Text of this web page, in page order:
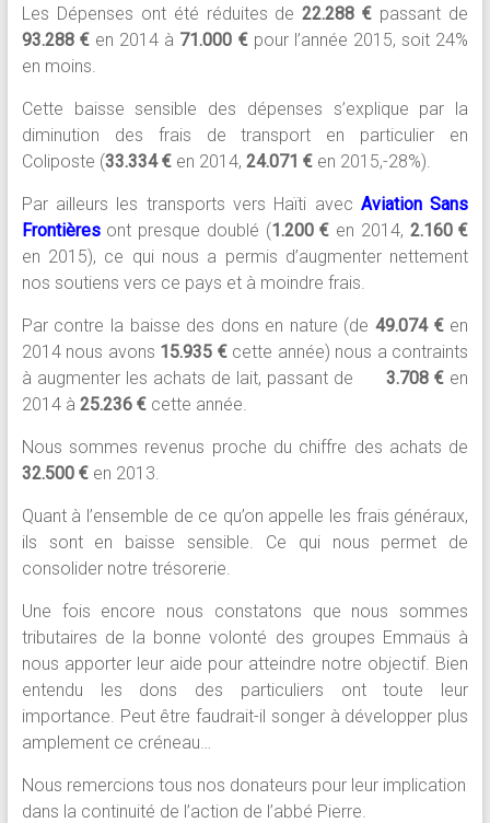
Les Dépenses ont été réduites de22.288 € passant de
93.288 €en 2014 à 71.000 €pour l’année 2015, soit 24%
en moins.
Cette baisse sensible des dépenses s’explique par la
diminution des frais de transport en particulier en
Coliposte (33.334 €en 2014, 24.071 €en 2015,-28%).
Par ailleurs les transports vers Haïti avec Aviation Sans
Frontières ont presque doublé (1.200 € en 2014, 2.160 €
en 2015), ce qui nous a permis d’augmenter nettement
nos soutiens vers ce pays et à moindre frais.
Par contre la baisse des dons en nature (de49.074 €en
2014 nous avons 15.935 €cette année) nous a contraints
à augmenter les achats de lait, passant de3.708 € en
2014 à 25.236 €cette année.
Nous sommes revenus proche du chiffre des achats de
32.500 €en 2013.
Quant à l’ensemble de ce qu’on appelle les frais généraux,
ils sont en baisse sensible. Ce qui nous permet de
consolider notre trésorerie.
Une fois encore nous constatons que nous sommes
tributaires de la bonne volonté des groupes Emmaüs à
nous apporter leur aide pour atteindre notre objectif. Bien
entendu les dons des particuliers ont toute leur
importance. Peut être faudrait-il songer à développer plus
amplement ce créneau…
Nous remercions tous nos donateurs pour leur implication
dans la continuité de l’action de l’abbé Pierre.